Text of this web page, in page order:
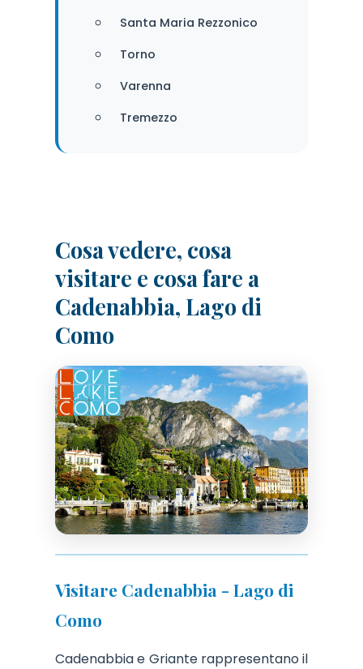
Santa Maria Rezzonico
Torno
Varenna
Tremezzo
Cosa vedere, cosa
visitare e cosa fare a
Cadenabbia, Lago di
Como
Visitare Cadenabbia - Lago di
Como
Cadenabbia e Griante rappresentano il